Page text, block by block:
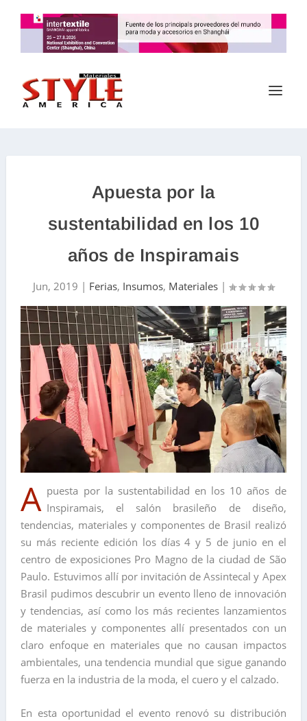
Apuesta por la
sustentabilidad en los 10
años de Inspiramais
Jun, 2019 | Ferias, Insumos, Materiales|
A puesta por la sustentabilidad en los 10 años de
Inspiramais, el salón brasileño de diseño,
tendencias, materiales y componentes de Brasil realizó
su más reciente edición los días 4 y 5 de junio en el
centro de exposiciones Pro Magno de la ciudad de São
Paulo. Estuvimos allí por invitación de Assintecal y Apex
Brasil pudimos descubrir un evento lleno de innovación
y tendencias, así como los más recientes lanzamientos
de materiales y componentes allí presentados con un
claro enfoque en materiales que no causan impactos
ambientales, una tendencia mundial que sigue ganando
fuerza en la industria de la moda, el cuero y el calzado.
En esta oportunidad el evento renovó su distribución